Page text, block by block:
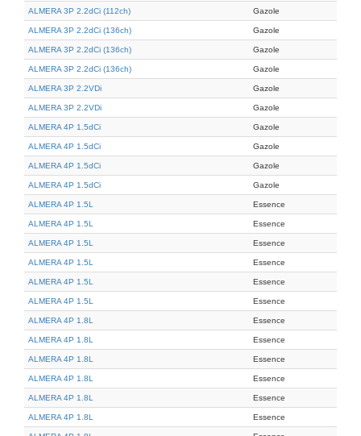
ALMERA 3P 2.2dCi (112ch) Gazole
ALMERA 3P 2.2dCi (136ch) Gazole
ALMERA 3P 2.2dCi (136ch) Gazole
ALMERA 3P 2.2dCi (136ch) Gazole
ALMERA 3P 2.2VDi Gazole
ALMERA 3P 2.2VDi Gazole
ALMERA 4P 1.5dCi Gazole
ALMERA 4P 1.5dCi Gazole
ALMERA 4P 1.5dCi Gazole
ALMERA 4P 1.5dCi Gazole
ALMERA 4P 1.5L Essence
ALMERA 4P 1.5L Essence
ALMERA 4P 1.5L Essence
ALMERA 4P 1.5L Essence
ALMERA 4P 1.5L Essence
ALMERA 4P 1.5L Essence
ALMERA 4P 1.8L Essence
ALMERA 4P 1.8L Essence
ALMERA 4P 1.8L Essence
ALMERA 4P 1.8L Essence
ALMERA 4P 1.8L Essence
ALMERA 4P 1.8L Essence